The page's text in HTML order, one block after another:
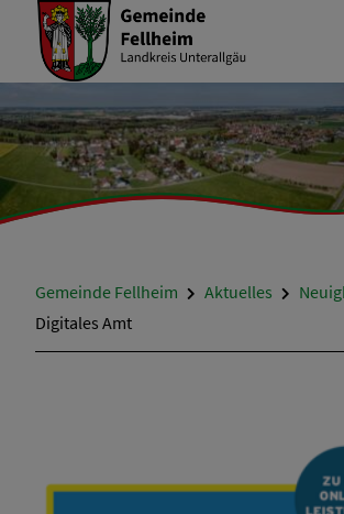
Gemeinde Fellheim Aktuelles
Digitales Amt